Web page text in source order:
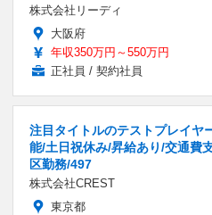
株式会社リーディ
大阪府
年収350万円～550万円
正社員 / 契約社員
注目タイトルのテストプレイヤ
能/土日祝休み/昇給あり/交通費
区勤務/497
株式会社CREST
東京都